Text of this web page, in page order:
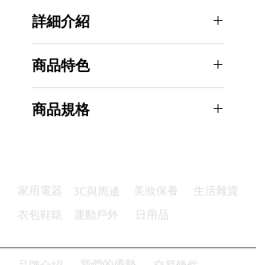
詳細介紹
商品特色
柔軟保暖：優質毛絨舒適貼腳
商品規格
商品型號：p01_05244985
主要材質：PVC
商品重量(g)：325
家用電器 3C與周邊 美妝保養
生活雜貨
衣包鞋錶
運動戶外 日用品